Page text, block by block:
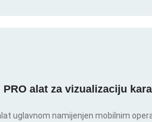
alat za vizualizaciju
uglavnom namijenjen mobilnim